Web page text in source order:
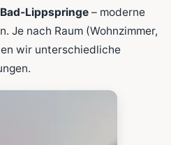
übernommen.
Bad-Lippspringe – moderne
Je nach Raum (Wohnzimmer,
wir unterschiedliche